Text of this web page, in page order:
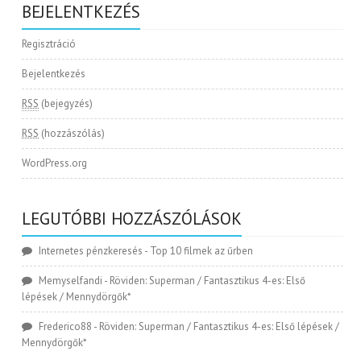
BEJELENTKEZÉS
Regisztráció
Bejelentkezés
RSS (bejegyzés)
RSS (hozzászólás)
WordPress.org
LEGUTÓBBI HOZZÁSZÓLÁSOK
Internetes pénzkeresés - Top 10 filmek az űrben
Memyselfandi - Röviden: Superman / Fantasztikus 4-es: Első
lépések / Mennydörgők*
Frederico88 - Röviden: Superman / Fantasztikus 4-es: Első lépések /
Mennydörgők*